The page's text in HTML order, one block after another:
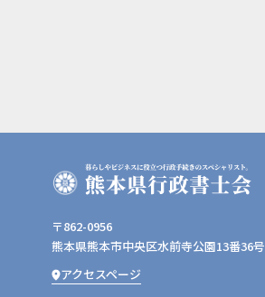
〒862-0956
熊本県熊本市中央区水前寺公園13番36号
アクセスページ